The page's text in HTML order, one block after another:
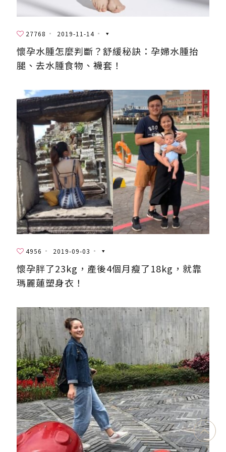
27768 2019-11-14
懷孕水腫怎麼判斷？舒緩秘訣：孕婦水腫抬
腿、去水腫食物、襪套！
4956 2019-09-03
懷孕胖了23kg，產後4個月瘦了18kg，就靠
瑪麗蓮塑身衣！